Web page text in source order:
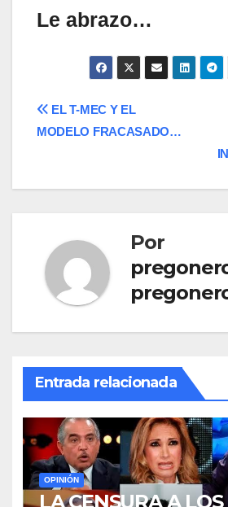
Le abrazo…
Navegación
entradas
EL T-MEC Y EL
MODELO FRACASADO…
Por
Entrada relacionada
OPINIÓN
LA CENSURA A LOS